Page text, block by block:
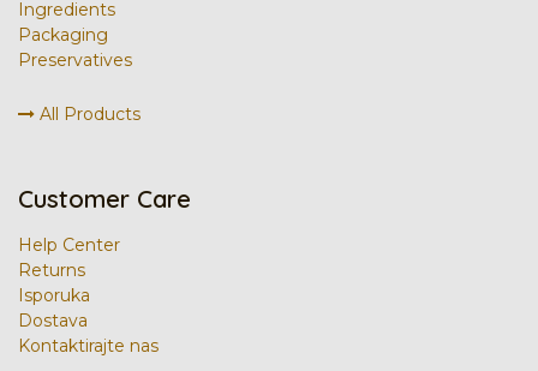
Ingredients
Packaging
Preservatives
All Products
Customer Care
Help Center
Returns
Isporuka
Dostava
Kontaktirajte nas